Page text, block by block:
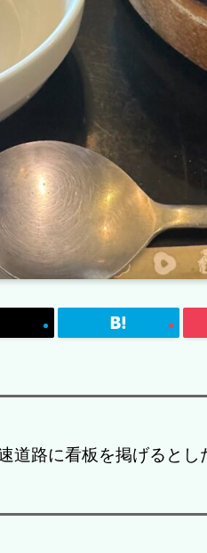
道路に看板を掲げると